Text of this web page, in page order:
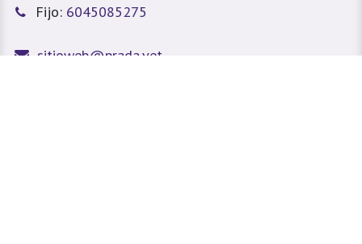
Fijo: 6045085275
sitioweb@prada.vet